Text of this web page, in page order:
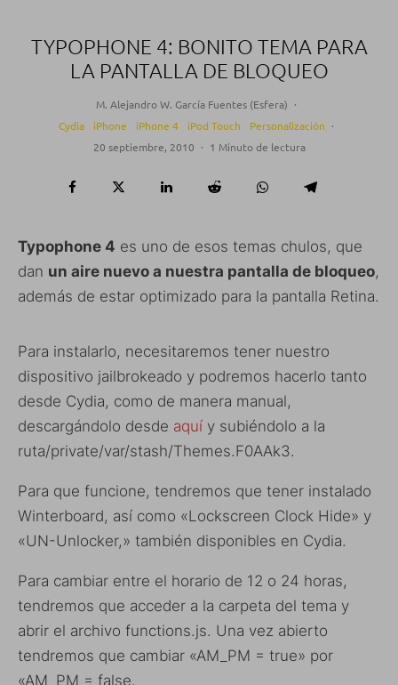
TYPOPHONE 4: BONITO TEMA PARA
LA PANTALLA DE BLOQUEO
M. Alejandro W. García Fuentes (Esfera) ·
Cydia
iPhone iPhone 4 iPod Touch Personalización ·
20 septiembre, 2010 · 1 Minuto de lectura
Typophone 4 es uno de esos temas chulos, que
dan un aire nuevo a nuestra pantalla de bloqueo,
además de estar optimizado para la pantalla Retina.
Para instalarlo, necesitaremos tener nuestro
dispositivo jailbrokeado y podremos hacerlo tanto
desde Cydia, como de manera manual,
descargándolo desde aquí y subiéndolo a la
ruta/private/var/stash/Themes.F0AAk3.
Para que funcione, tendremos que tener instalado
Winterboard, así como «Lockscreen Clock Hide» y
«UN-Unlocker,» también disponibles en Cydia.
Para cambiar entre el horario de 12 o 24 horas,
tendremos que acceder a la carpeta del tema y
abrir el archivo functions.js. Una vez abierto
tendremos que cambiar «AM_PM = true» por
«AM_PM = false.